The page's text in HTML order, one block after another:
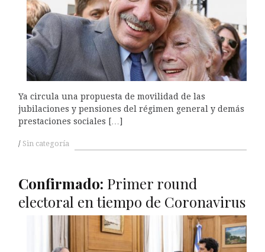
Ya circula una propuesta de movilidad de las
jubilaciones y pensiones del régimen general y demás
prestaciones sociales […]
Sin categoría
Confirmado: Primer round
electoral en tiempo de Coronavirus